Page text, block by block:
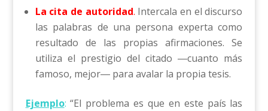
La cita de autoridad. Intercala en el discurso
las palabras de una persona experta como
resultado de las propias afirmaciones. Se
utiliza el prestigio del citado ―cuanto más
famoso, mejor― para avalar la propia tesis.
Ejemplo: “El problema es que en este país las